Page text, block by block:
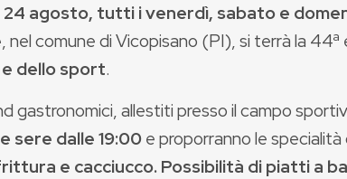
24 agosto, tutti i venerdì, sabato e
, nel comune di Vicopisano (PI), si terrà la 44ª
dello sport.
gastronomici, allestiti presso il campo
sere dalle 19:00e proporranno le
e cacciucco. Possibilità di piatti a